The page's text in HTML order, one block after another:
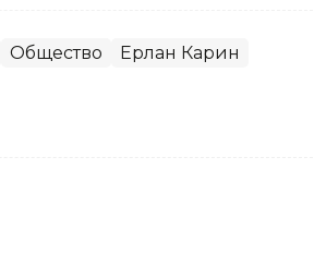
Общество Ерлан Карин